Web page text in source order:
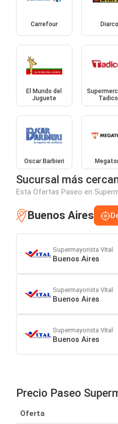
Carrefour Diarco
El Mundo del
Juguete
Oscar Barbieri
Sucursal más
Esta Ofertas Paseo en
Buenos Aires
Supermayorista Vital
Buenos Aires
Supermayorista Vital
Buenos Aires
Supermayorista Vital
Buenos Aires
Precio Paseo
Oferta